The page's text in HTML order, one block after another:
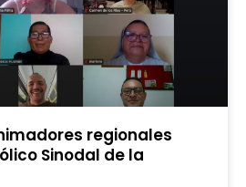
regionales
Sinodal de la